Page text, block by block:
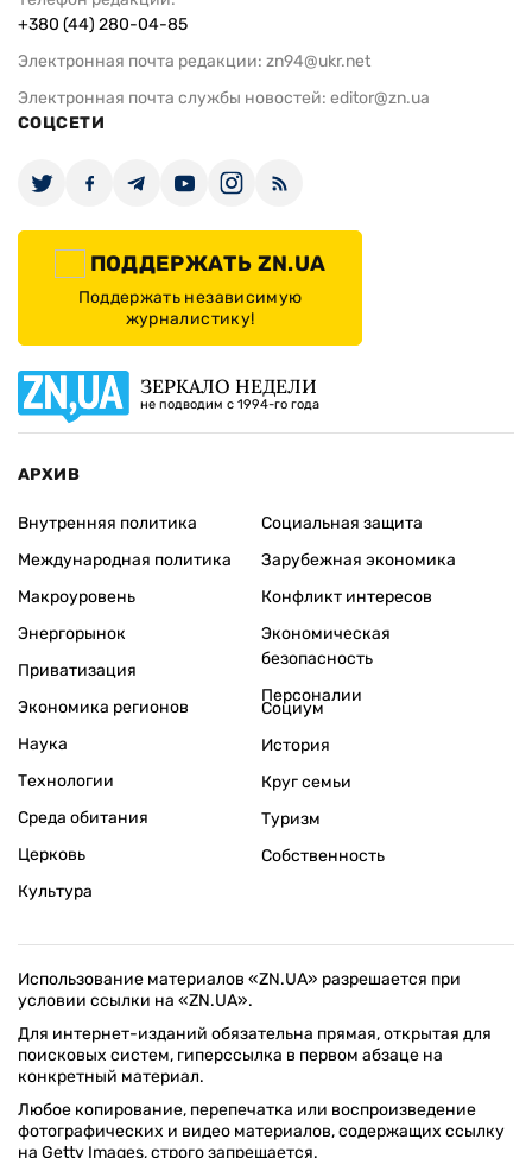
+380 (44) 280-04-85
Электронная почта редакции: zn94@ukr.net
Электронная почта службы новостей: editor@zn.ua
СОЦСЕТИ
ПОДДЕРЖАТЬ ZN.UA
Поддержать независимую
журналистику!
ЗЕРКАЛО НЕДЕЛИ
не подводим с 1994-го года
АРХИВ
Внутренняя политика
Международная политика
Макроуровень
Энергорынок
Приватизация
Экономика регионов
Социальная защита
Зарубежная экономика
Конфликт интересов
Экономическая
безопасность
Персоналии
Наука
Технологии
Среда обитания
Церковь
Культура
Социум
История
Круг семьи
Туризм
Собственность
Использование материалов «ZN.UA» разрешается при
условии ссылки на «ZN.UA».
Для интернет-изданий обязательна прямая, открытая для
поисковых систем, гиперссылка в первом абзаце на
конкретный материал.
Любое копирование, перепечатка или воспроизведение
фотографических и видео материалов, содержащих ссылку
на Getty Images, строго запрещается.